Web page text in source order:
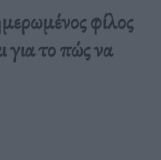
φίλος
για το πώς να